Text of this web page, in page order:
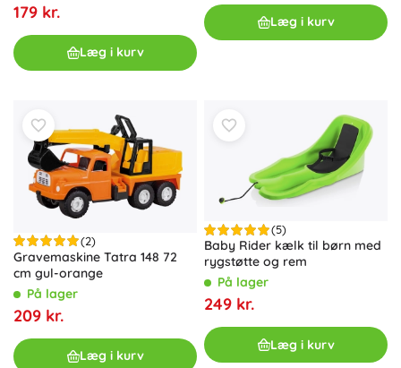
179 kr.
Læg i kurv
Læg i kurv
(2)
Gravemaskine Tatra 148 72
cm gul-orange
På lager
209 kr.
Læg i kurv
(5)
Baby Rider kælk til børn med
rygstøtte og rem
På lager
249 kr.
Læg i kurv